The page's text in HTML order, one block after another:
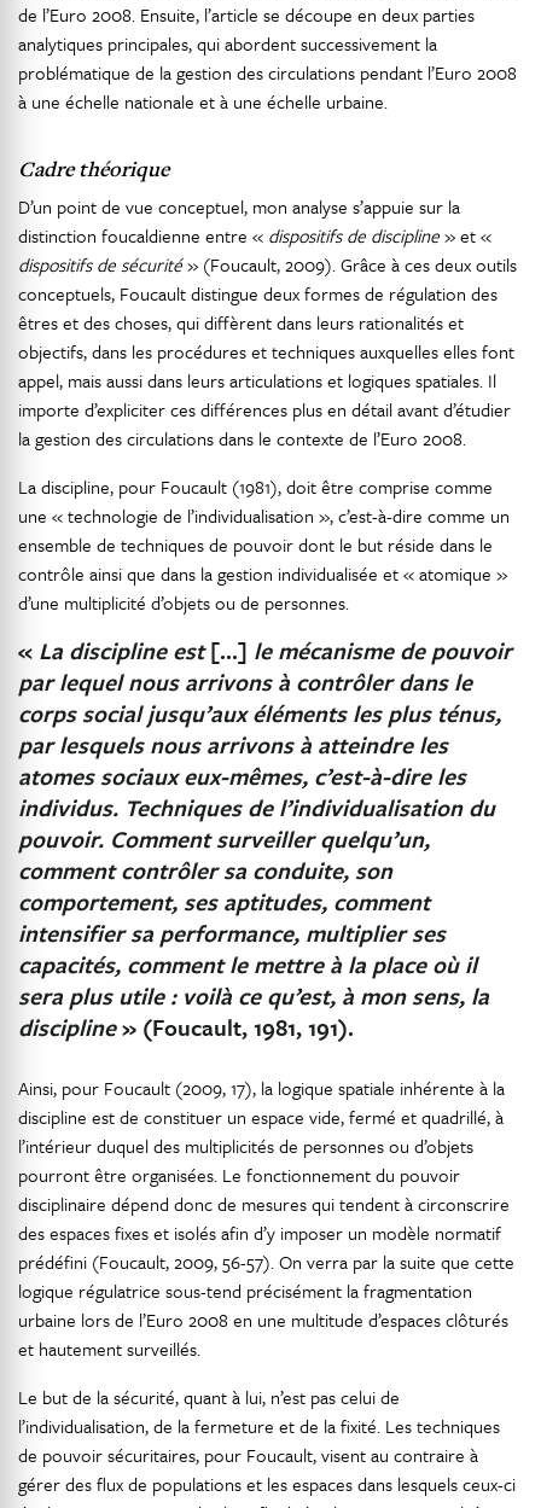
de l’Euro 2008. Ensuite, l’article se découpe en deux parties
analytiques principales, qui abordent successivement la
problématique de la gestion des circulations pendant l’Euro 2008
à une échelle nationale et à une échelle urbaine.
Cadre théorique
D’un point de vue conceptuel, mon analyse s’appuie sur la
distinction foucaldienne entre « dispositifs de discipline» et «
dispositifs de sécurité» (Foucault, 2009). Grâce à ces deux outils
conceptuels, Foucault distingue deux formes de régulation des
êtres et des choses, qui diffèrent dans leurs rationalités et
objectifs, dans les procédures et techniques auxquelles elles font
appel, mais aussi dans leurs articulations et logiques spatiales. Il
importe d’expliciter ces différences plus en détail avant d’étudier
la gestion des circulations dans le contexte de l’Euro 2008.
La discipline, pour Foucault (1981), doit être comprise comme
une « technologie de l’individualisation », c’est-à-dire comme un
ensemble de techniques de pouvoir dont le but réside dans le
contrôle ainsi que dans la gestion individualisée et « atomique »
d’une multiplicité d’objets ou de personnes.
« La discipline est[…] le mécanisme de pouvoir
par lequel nous arrivons à contrôler dans le
corps social jusqu’aux éléments les plus ténus,
par lesquels nous arrivons à atteindre les
atomes sociaux eux-mêmes, c’est-à-dire les
individus. Techniques de l’individualisation du
pouvoir. Comment surveiller quelqu’un,
comment contrôler sa conduite, son
comportement, ses aptitudes, comment
intensifier sa performance, multiplier ses
capacités, comment le mettre à la place où il
sera plus utile : voilà ce qu’est, à mon sens, la
discipline» (Foucault, 1981, 191).
Ainsi, pour Foucault (2009, 17), la logique spatiale inhérente à la
discipline est de constituer un espace vide, fermé et quadrillé, à
l’intérieur duquel des multiplicités de personnes ou d’objets
pourront être organisées. Le fonctionnement du pouvoir
disciplinaire dépend donc de mesures qui tendent à circonscrire
des espaces fixes et isolés afin d’y imposer un modèle normatif
prédéfini (Foucault, 2009, 56-57). On verra par la suite que cette
logique régulatrice sous-tend précisément la fragmentation
urbaine lors de l’Euro 2008 en une multitude d’espaces clôturés
et hautement surveillés.
Le but de la sécurité, quant à lui, n’est pas celui de
l’individualisation, de la fermeture et de la fixité. Les techniques
de pouvoir sécuritaires, pour Foucault, visent au contraire à
gérer des flux de populations et les espaces dans lesquels ceux-ci